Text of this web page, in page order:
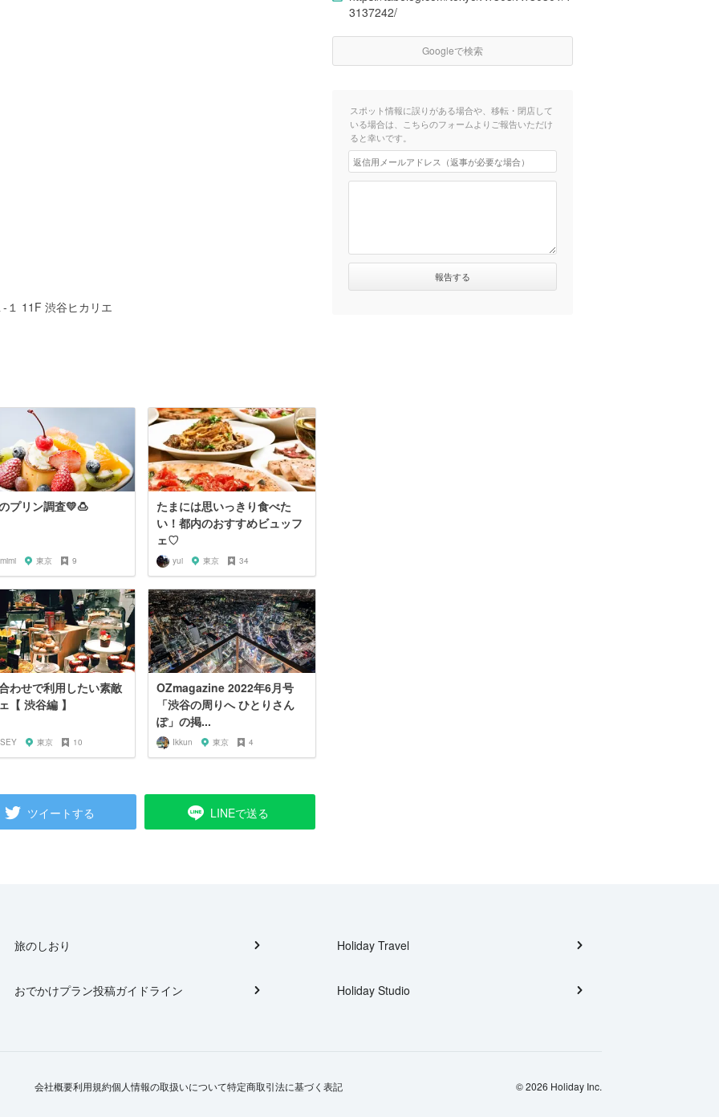
１ 11F 渋谷ヒカリエ
プリン調査💛🍮
東京 9
たまには思いっきり食べた
い！都内のおすすめビュッフ
ェ♡
yui 東京 34
わせで利用したい素敵
【 渋谷編 】
東京 10
OZmagazine 2022年6月号
「渋谷の周りへ ひとりさん
ぽ」の掲...
Ikkun 東京 4
ツイートする LINEで送る
3137242/
Googleで検索
スポット情報に誤りがある場合や、移転・閉店して
いる場合は、こちらのフォームよりご報告いただけ
ると幸いです。
旅のしおり
おでかけプラン投稿ガイドライン
Holiday Travel
Holiday Studio
会社概要利用規約個人情報の取扱いについて特定商取引法に基づく表記 © 2026 Holiday Inc.